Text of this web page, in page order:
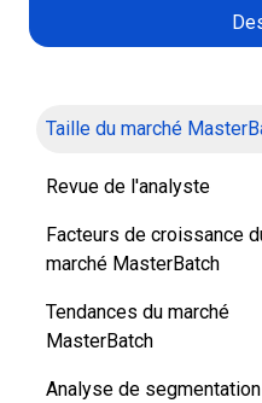
Taille du marché
Revue de l'analyste
Facteurs de croissance
marché MasterBatch
Tendances du marché
MasterBatch
Analyse de segmentation